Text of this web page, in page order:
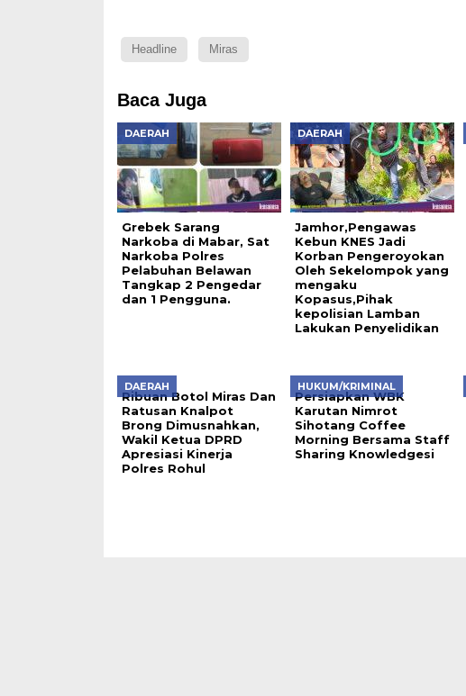
Headline Miras
Baca Juga
DAERAH
Grebek Sarang
Narkoba di Mabar, Sat
Narkoba Polres
Pelabuhan Belawan
Tangkap 2 Pengedar
dan 1 Pengguna.
DAERAH
Jamhor,Pengawas
Kebun KNES Jadi
Korban Pengeroyokan
Oleh Sekelompok yang
mengaku
Kopasus,Pihak
kepolisian Lamban
Lakukan Penyelidikan
DAERAH
Ribuan Botol Miras Dan
Ratusan Knalpot
Brong Dimusnahkan,
Wakil Ketua DPRD
Apresiasi Kinerja
Polres Rohul
HUKUM/KRIMINAL
Persiapkan WBK
Karutan Nimrot
Sihotang Coffee
Morning Bersama Staff
Sharing Knowledgesi